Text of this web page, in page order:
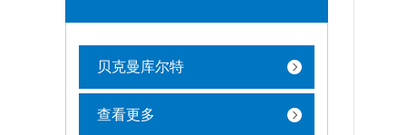
贝克曼库尔特
查看更多